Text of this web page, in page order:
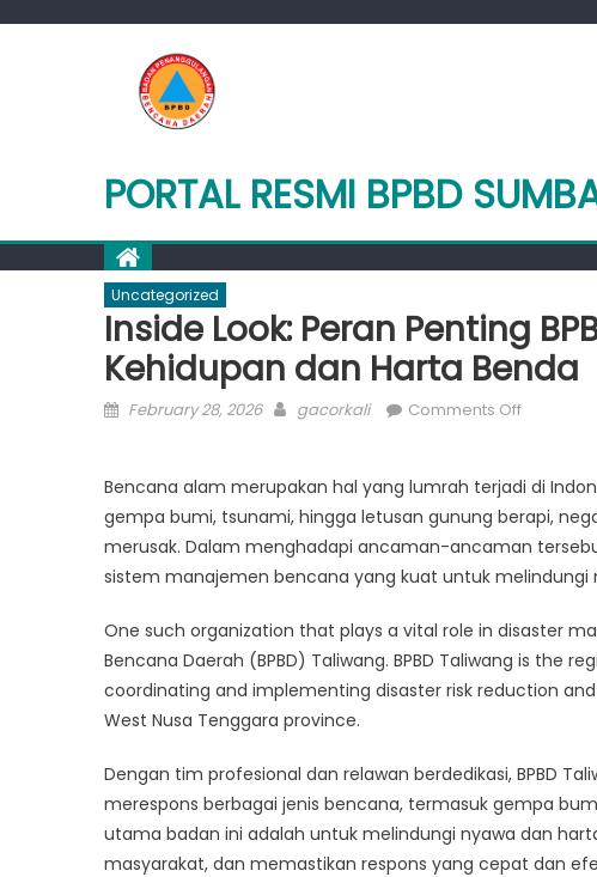
PORTAL RESMI BPBD
Uncategorized
Inside Look: Peran Penting
Kehidupan dan Harta Benda
Posted
February 28, 2026 Author
gacorkali Comments Offon
Peran
Penting
BPBD
Taliwang
Menjaga
dan
Bencana alam merupakan hal yang lumrah terjadi di
gempa bumi, tsunami, hingga letusan gunung berapi,
merusak. Dalam menghadapi ancaman-ancaman
sistem manajemen bencana yang kuat untuk melindungi
One such organization that plays a vital role in disaster
Bencana Daerah (BPBD) Taliwang. BPBD Taliwang is the
coordinating and implementing disaster risk reduction
West Nusa Tenggara province.
Dengan tim profesional dan relawan berdedikasi, BPBD
merespons berbagai jenis bencana, termasuk gempa
utama badan ini adalah untuk melindungi nyawa dan
masyarakat, dan memastikan respons yang cepat dan